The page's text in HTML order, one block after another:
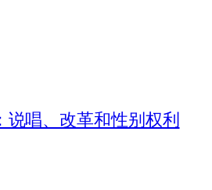
说唱、改革和性别权利